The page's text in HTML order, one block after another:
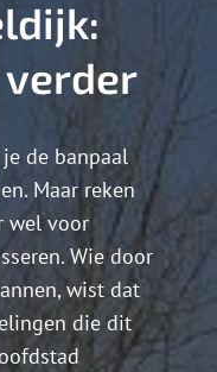
de banpaal
Maar reken
wel voor
Wie door
wist dat
die dit